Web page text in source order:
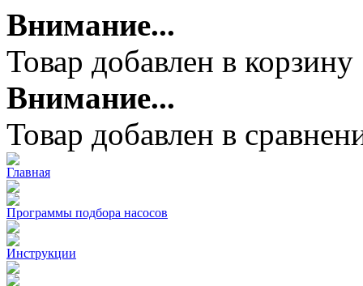
Внимание...
Товар добавлен в корзину
Внимание...
Товар добавлен в
Главная
Программы подбора насосов
Инструкции